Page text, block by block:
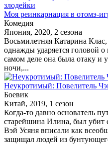
Моя реинкарнация в отомэ-
Комедия
Япония, 2020, 2 сезона
Восьмилетняя Катарина
однажды ударяется головой
самом деле она была отаку и
ночи,...
Неукротимый: Повелитель
Боевик
Китай, 2019, 1 сезон
Когда-то давно основатель
старейшина Илина, был убит
Вэй Усяня вписали как
защищал людей из